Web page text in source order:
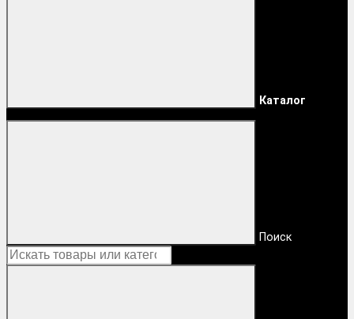
Каталог
Поиск